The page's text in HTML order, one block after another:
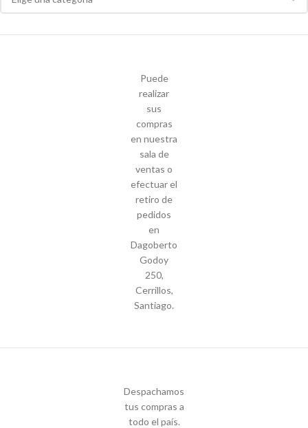
Puede
realizar
sus
compras
en nuestra
sala de
ventas o
efectuar el
retiro de
pedidos
en
Dagoberto
Godoy
250,
Cerrillos,
Santiago.
Despachamos
tus compras a
todo el país.